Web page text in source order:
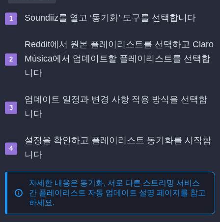
Soundiiz를 열고 ‘동기화’ 도구를 선택합니다
Reddit에서 원본 플레이리스트를 선택하고 Claro
Música에서 업데이트할 플레이리스트를 선택합
니다
업데이트 일정과 변경 사항 적용 방식을 선택합
니다
설정을 확인하고 플레이리스트 동기화를 시작합
니다
자세한 내용은 동기화, 서로 다른 스트리밍 서비스
간 플레이리스트 자동 업데이트 설명 페이지를 참고
하세요.